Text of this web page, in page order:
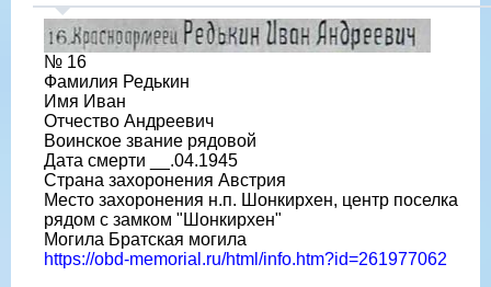
№ 16
Фамилия Редькин
Имя Иван
Отчество Андреевич
Воинское звание рядовой
Дата смерти __.04.1945
Страна захоронения Австрия
Место захоронения н.п. Шонкирхен, центр поселка
рядом с замком "Шонкирхен"
Могила Братская могила
https://obd-memorial.ru/html/info.htm?id=261977062